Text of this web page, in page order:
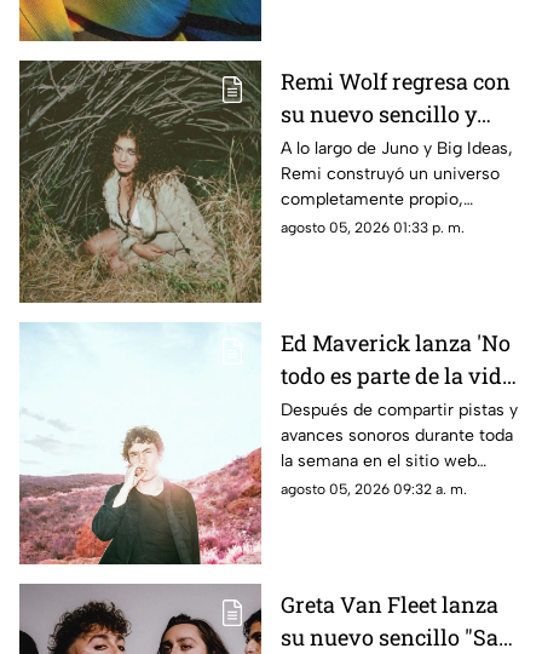
vínculos emocionales que nos
conectan con el lugar al que
llamamos hogar.
Remi Wolf regresa con
su nuevo sencillo y
video 'Twiggy'
A lo largo de Juno y Big Ideas,
Remi construyó un universo
completamente propio,
convirtiéndose en el proceso
agosto 05, 2026 01:33 p. m.
Ed Maverick lanza 'No
todo es parte de la vida',
el primero de dos
nuevos sencillos a
estrenarse
Después de compartir pistas y
avances sonoros durante toda
la semana en el sitio web
esrutayerma.com, Ed Maverick
agosto 05, 2026 09:32 a. m.
Greta Van Fleet lanza
su nuevo sencillo "Saw